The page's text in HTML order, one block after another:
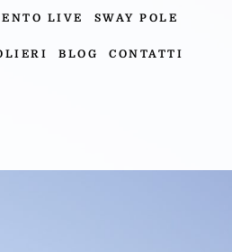
LIVE SWAY POLE
BLOG CONTATTI